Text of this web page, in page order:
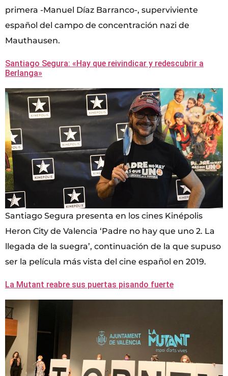
primera -Manuel Díaz Barranco-, superviviente
español del campo de concentración nazi de
Mauthausen.
Santiago Segura: «Hay que reivindicar y redescubrir a
Berlanga»
Santiago Segura presenta en los cines Kinépolis
Heron City de Valencia ‘Padre no hay que uno 2. La
llegada de la suegra’, continuación de la que supuso
ser la película más vista del cine español en 2019.
La Mutant reabre sus puertas pisando fuerte